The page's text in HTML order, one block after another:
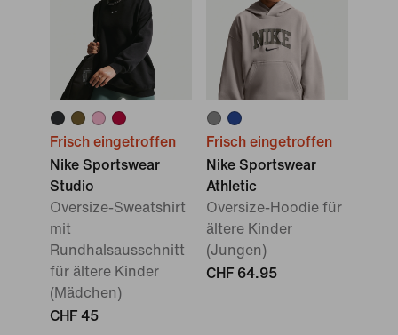
Frisch eingetroffen
Nike Sportswear
Studio
Oversize-Sweatshirt
mit
Rundhalsausschnitt
für ältere Kinder
(Mädchen)
CHF 45
Frisch eingetroffen
Nike Sportswear
Athletic
Oversize-Hoodie für
ältere Kinder
(Jungen)
CHF 64.95